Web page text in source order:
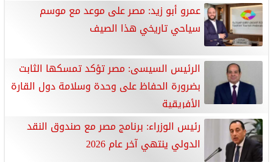
عمرو أبو زيد: مصر على موعد مع موسم
سياحي تاريخي هذا الصيف
الرئيس السيسى: مصر تؤكد تمسكها الثابت
بضرورة الحفاظ على وحدة وسلامة دول القارة
الأفريقية
رئيس الوزراء: برنامج مصر مع صندوق النقد
الدولي ينتهي آخر عام 2026